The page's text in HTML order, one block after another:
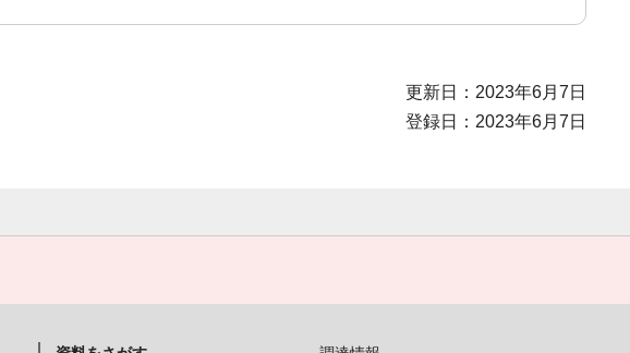
更新日：2023年6月7日
登録日：2023年6月7日